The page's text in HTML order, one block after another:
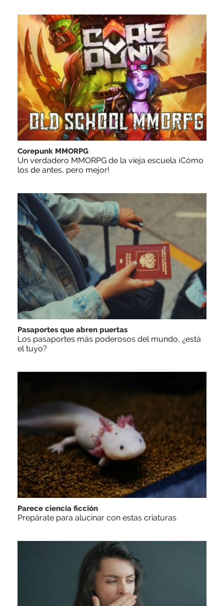
Corepunk MMORPG
Un verdadero MMORPG de la vieja escuela ¡Cómo
los de antes, pero mejor!
Pasaportes que abren puertas
Los pasaportes más poderosos del mundo, ¿está
el tuyo?
Parece ciencia ficción
Prepárate para alucinar con estas criaturas